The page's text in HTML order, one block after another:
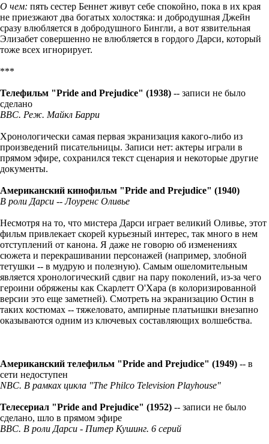
О чем: пять сестер Беннет живут себе спокойно, пока в их края
не приезжают два богатых холостяка: и добродушная Джейн
сразу влюбляется в добродушного Бингли, а вот язвительная
Элизабет совершенно не влюбляется в гордого Дарси, который
тоже всех игнорирует.
***
Телефильм "Pride and Prejudice" (1938) -- записи не было
сделано
BBС. Реж. Майкл Барри
Хронологически самая первая экранизация какого-либо из
произведений писательницы. Записи нет: актеры играли в
прямом эфире, сохранился текст сценария и некоторые другие
документы.
Американский кинофильм "Pride and Prejudice" (1940)
В роли Дарси -- Лоуренс Оливье
Несмотря на то, что мистера Дарси играет великий Оливье, этот
фильм привлекает скорей курьезный интерес, так много в нем
отступлений от канона. Я даже не говорю об изменениях
сюжета и перекрашивании персонажей (например, злобной
тетушки -- в мудрую и полезную). Самым ошеломительным
является хронологический сдвиг на пару поколений, из-за чего
героини обряжены как Скарлетт О'Хара (в колоризированной
версии это еще заметней). Смотреть на экранизацию Остин в
таких костюмах -- тяжеловато, ампирные платьишки внезапно
оказываются одним из ключевых составляющих волшебства.
Американский телефильм "Pride and Prejudice" (1949) -- в
сети недоступен
NBC. В рамках цикла "​The Philco Television Playhouse"
Телесериал "Pride and Prejudice" (1952) -- записи не было
сделано, шло в прямом эфире
BBC. В роли Дарси - Питер Кушинг. 6 серий